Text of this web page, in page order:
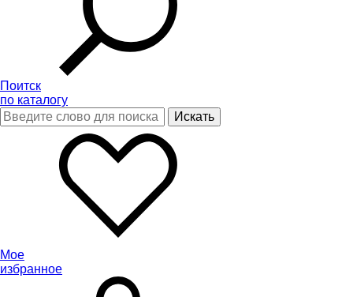
Поитск
по каталогу
Мое
избранное